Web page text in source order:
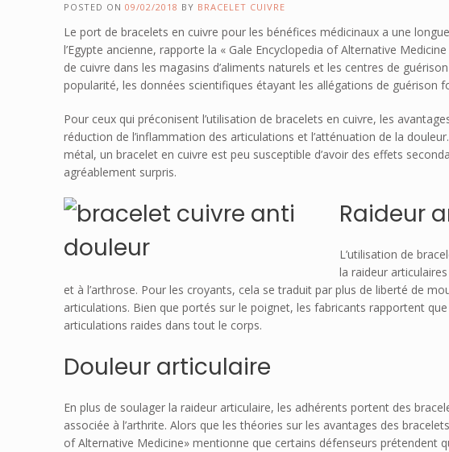
POSTED ON 09/02/2018 BY BRACELET CUIVRE
Le port de bracelets en cuivre pour les bénéfices médicinaux a une
l’Egypte ancienne, rapporte la « Gale Encyclopedia of Alternative
de cuivre dans les magasins d’aliments naturels et les centres de
popularité, les données scientifiques étayant les allégations de guérison
Pour ceux qui préconisent l’utilisation de bracelets en cuivre, les
réduction de l’inflammation des articulations et l’atténuation de la
métal, un bracelet en cuivre est peu susceptible d’avoir des effets
agréablement surpris.
Raideur
L’utilisation de
la raideur
et à l’arthrose. Pour les croyants, cela se traduit par plus de liberté de
articulations. Bien que portés sur le poignet, les fabricants rapportent
articulations raides dans tout le corps.
Douleur articulaire
En plus de soulager la raideur articulaire, les adhérents portent des
associée à l’arthrite. Alors que les théories sur les avantages des
of Alternative Medicine» mentionne que certains défenseurs prétendent